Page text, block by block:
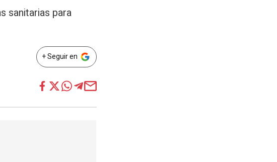
sanitarias para
+ Seguir en